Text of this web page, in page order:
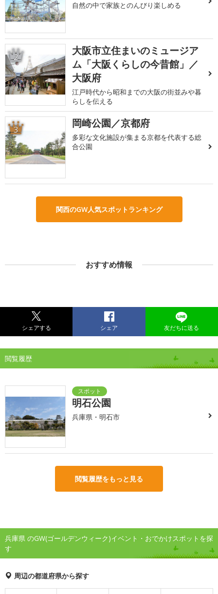
自然の中で家族とのんびり楽しめる
2
大阪市立住まいのミュージア
ム「大阪くらしの今昔館」／
大阪府
江戸時代から昭和までの大阪の街並みや暮
らしを伝える
3 岡崎公園／京都府
多彩な文化施設が集まる京都を代表する総
合公園
関西のGW人気スポットランキング
おすすめ情報
シェアする シェア 友だちに送る
閲覧履歴
明石公園
兵庫県・明石市
閲覧履歴をもっと見る
兵庫県 のGW(ゴールデンウィーク)イベント・おでかけスポットを探
す
周辺の都道府県から探す